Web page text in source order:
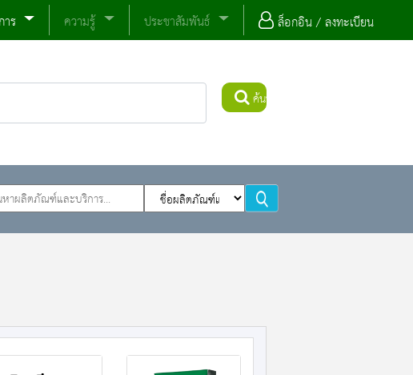
ร ความรู้ ประชาสัมพันธ์ ล็อกอิน / ลงทะเบียน
ค้นหา